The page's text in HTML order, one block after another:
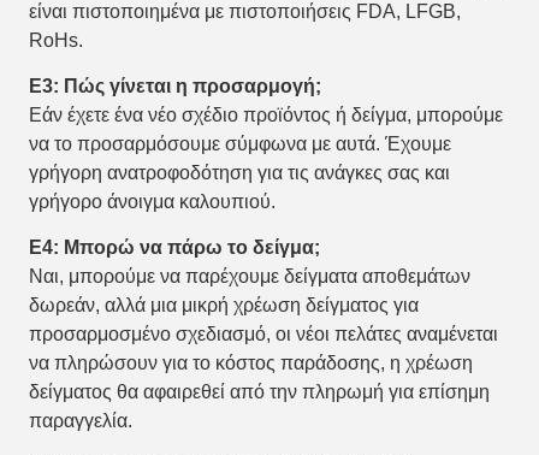
είναι πιστοποιημένα με πιστοποιήσεις FDA, LFGB,
RoHs.
Ε3: Πώς γίνεται η προσαρμογή;
Εάν έχετε ένα νέο σχέδιο προϊόντος ή δείγμα, μπορούμε
να το προσαρμόσουμε σύμφωνα με αυτά. Έχουμε
γρήγορη ανατροφοδότηση για τις ανάγκες σας και
γρήγορο άνοιγμα καλουπιού.
Ε4: Μπορώ να πάρω το δείγμα;
Ναι, μπορούμε να παρέχουμε δείγματα αποθεμάτων
δωρεάν, αλλά μια μικρή χρέωση δείγματος για
προσαρμοσμένο σχεδιασμό, οι νέοι πελάτες αναμένεται
να πληρώσουν για το κόστος παράδοσης, η χρέωση
δείγματος θα αφαιρεθεί από την πληρωμή για επίσημη
παραγγελία.